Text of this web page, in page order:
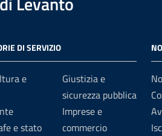
DI SERVIZIO
e
e stato
Giustizia e
sicurezza pubblica
Imprese e
commercio